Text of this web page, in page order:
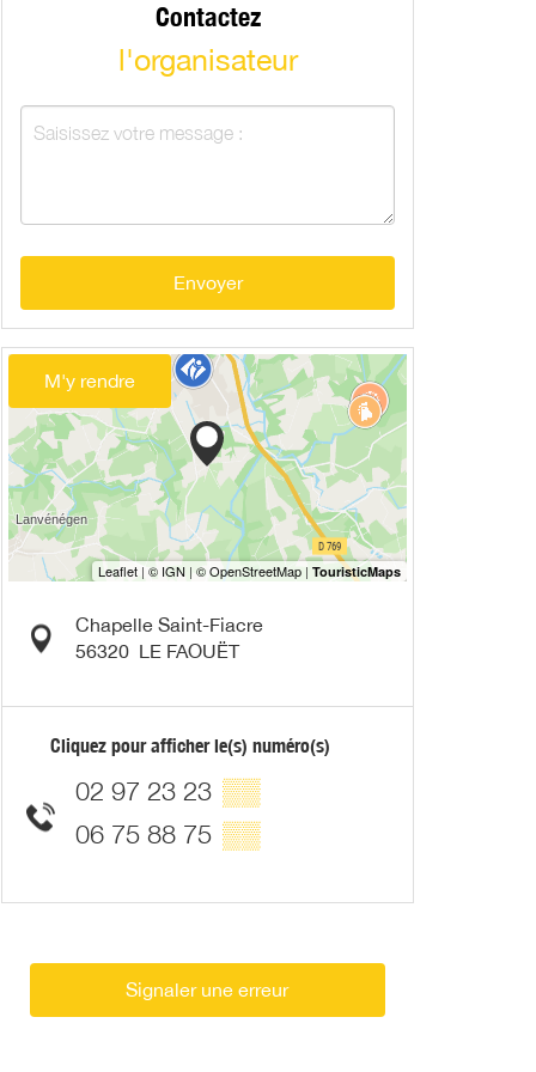
Contactez
l'organisateur
Envoyer
M'y rendre
Chapelle Saint-Fiacre
56320 LE FAOUËT
Cliquez pour afficher le(s) numéro(s)
02 97 23 23 ▒▒
06 75 88 75 ▒▒
Signaler une erreur